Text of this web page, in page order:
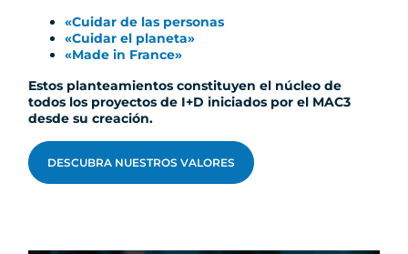
«Cuidar de las personas
«Cuidar el planeta»
«Made in France»
Estos planteamientos constituyen el núcleo de
todos los proyectos de I+D iniciados por el MAC3
desde su creación.
DESCUBRA NUESTROS VALORES